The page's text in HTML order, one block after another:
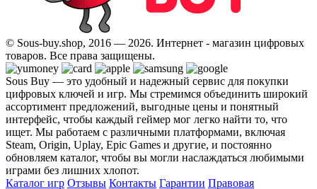
© Sous-buy.shop, 2016 — 2026. Интернет - магазин цифровых
товаров. Все права защищены.
Sous Buy — это удобный и надежный сервис для покупки
цифровых ключей и игр. Мы стремимся объединить широкий
ассортимент предложений, выгодные цены и понятный
интерфейс, чтобы каждый геймер мог легко найти то, что
ищет. Мы работаем с различными платформами, включая
Steam, Origin, Uplay, Epic Games и другие, и постоянно
обновляем каталог, чтобы вы могли наслаждаться любимыми
играми без лишних хлопот.
Каталог игр Отзывы Контакты Гарантии Правовая